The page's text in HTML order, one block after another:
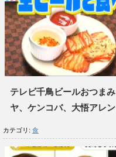
テレビ千鳥ビールおつま
ヤ、ケンコバ、大悟アレ
カテゴリ: 食